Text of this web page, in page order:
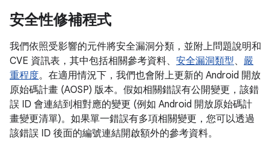
安全性修補程式
我們依照受影響的元件將安全漏洞分類，並附上問題說明和
CVE 資訊表，其中包括相關參考資料、 安全漏洞類型、 嚴
重程度。在適用情況下，我們也會附上更新的 Android 開放
原始碼計畫 (AOSP) 版本。假如相關錯誤有公開變更，該錯
誤 ID 會連結到相對應的變更 (例如 Android 開放原始碼計
畫變更清單)。如果單一錯誤有多項相關變更，您可以透過
該錯誤 ID 後面的編號連結開啟額外的參考資料。